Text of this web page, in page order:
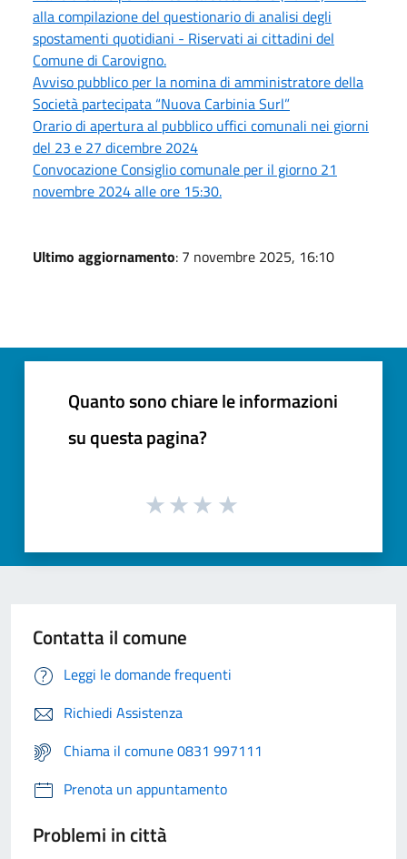
alla compilazione del questionario di analisi degli
spostamenti quotidiani - Riservati ai cittadini del
Comune di Carovigno.
Avviso pubblico per la nomina di amministratore della
Società partecipata “Nuova Carbinia Surl”
Orario di apertura al pubblico uffici comunali nei giorni
del 23 e 27 dicembre 2024
Convocazione Consiglio comunale per il giorno 21
novembre 2024 alle ore 15:30.
Ultimo aggiornamento: 7 novembre 2025, 16:10
Quanto sono chiare le informazioni
su questa pagina?
Contatta il comune
Leggi le domande frequenti
Richiedi Assistenza
Chiama il comune 0831 997111
Prenota un appuntamento
Problemi in città